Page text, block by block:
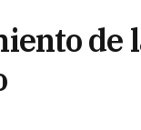
de